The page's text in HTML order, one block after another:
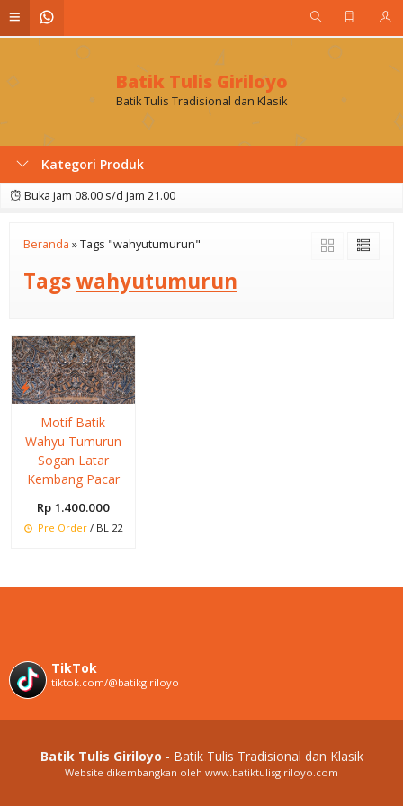
Batik Tulis Giriloyo
Batik Tulis Tradisional dan Klasik
Kategori Produk
Buka jam 08.00 s/d jam 21.00
Beranda »Tags "wahyutumurun"
Tagswahyutumurun
Motif Batik
Wahyu Tumurun
Sogan Latar
Kembang Pacar
Rp 1.400.000
Pre Order/ BL 22
TikTok
tiktok.com/@batikgiriloyo
Batik Tulis Giriloyo - Batik Tulis Tradisional dan Klasik
Website dikembangkan oleh www.batiktulisgiriloyo.com